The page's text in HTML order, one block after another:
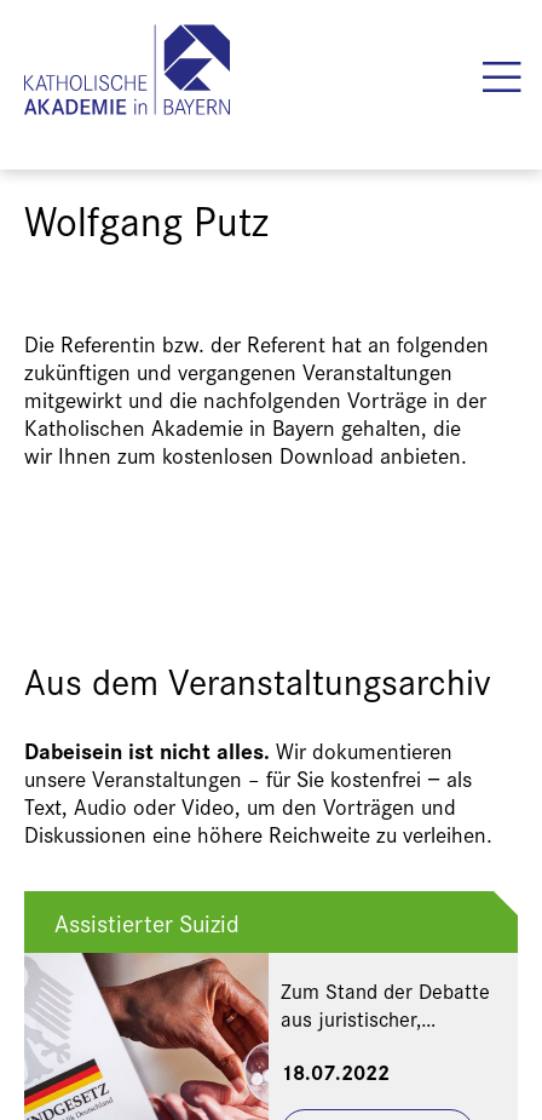
Wolfgang Putz
Die Referentin bzw. der Referent hat an folgenden
zukünftigen und vergangenen Veranstaltungen
mitgewirkt und die nachfolgenden Vorträge in der
Katholischen Akademie in Bayern gehalten, die
wir Ihnen zum kostenlosen Download anbieten.
Aus dem Veranstaltungsarchiv
Dabeisein ist nicht alles. Wir dokumentieren
unsere Veranstaltungen – für Sie kostenfrei − als
Text, Audio oder Video, um den Vorträgen und
Diskussionen eine höhere Reichweite zu verleihen.
Assistierter Suizid
Zum Stand der Debatte
aus juristischer,
theologischer
Perspektive
18.07.2022